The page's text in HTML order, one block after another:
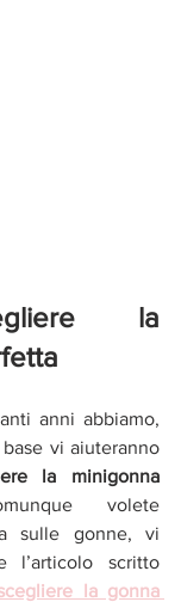
la
anni abbiamo,
vi aiuteranno
la minigonna
volete
sulle gonne, vi
l’articolo scritto
la gonna